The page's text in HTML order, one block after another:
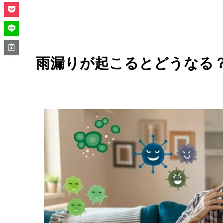
雨漏りが起こるとどうなる